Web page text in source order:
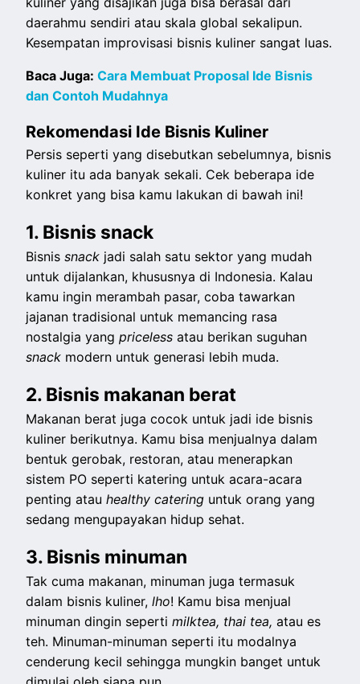
daerahmu sendiri atau skala global sekalipun.
Kesempatan improvisasi bisnis kuliner sangat luas.
Baca Juga:Cara Membuat Proposal Ide Bisnis
dan Contoh Mudahnya
Rekomendasi Ide Bisnis Kuliner
Persis seperti yang disebutkan sebelumnya, bisnis
kuliner itu ada banyak sekali. Cek beberapa ide
konkret yang bisa kamu lakukan di bawah ini!
1. Bisnis snack
Bisnissnack jadi salah satu sektor yang mudah
untuk dijalankan, khususnya di Indonesia. Kalau
kamu ingin merambah pasar, coba tawarkan
jajanan tradisional untuk memancing rasa
nostalgia yangpricelessatau berikan suguhan
snack modern untuk generasi lebih muda.
2. Bisnis makanan berat
Makanan berat juga cocok untuk jadi ide bisnis
kuliner berikutnya. Kamu bisa menjualnya dalam
bentuk gerobak, restoran, atau menerapkan
sistem PO seperti katering untuk acara-acara
penting atauhealthy catering untuk orang yang
sedang mengupayakan hidup sehat.
3. Bisnis minuman
Tak cuma makanan, minuman juga termasuk
dalam bisnis kuliner,lho! Kamu bisa menjual
minuman dingin sepertimilktea, thai tea,atau es
teh. Minuman-minuman seperti itu modalnya
cenderung kecil sehingga mungkin banget untuk